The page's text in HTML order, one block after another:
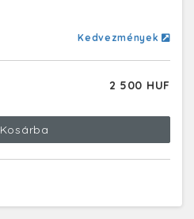
Kedvezmények
2 500 HUF
Kosárba